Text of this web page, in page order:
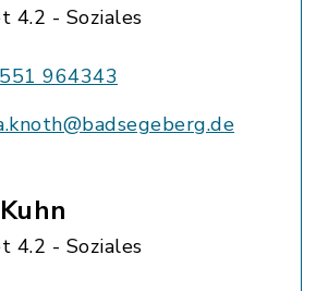
4.2 - Soziales
964343
4.2 - Soziales